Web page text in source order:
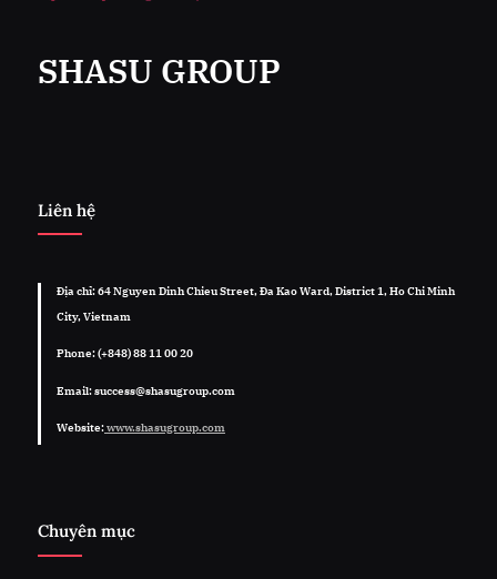
SHASU GROUP
Liên hệ
Địa chỉ: 64 Nguyen Dinh Chieu Street, Đa Kao Ward, District 1, Ho Chi Minh
City, Vietnam
Phone: (+848) 88 11 00 20
Email: success@shasugroup.com
Website:www.shasugroup.com
Chuyên mục